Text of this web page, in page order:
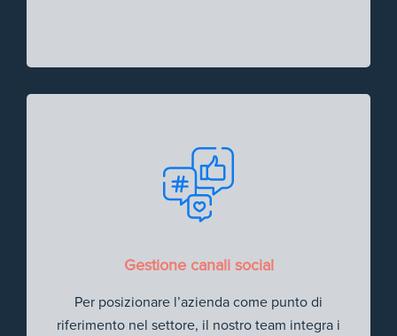
Gestione canali social
Per posizionare l’azienda come punto di
riferimento nel settore, il nostro team integra i